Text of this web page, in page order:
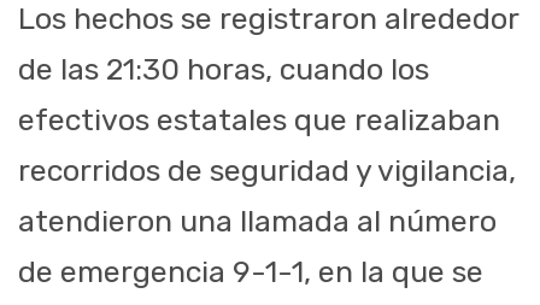
Los hechos se registraron alrededor
de las 21:30 horas, cuando los
efectivos estatales que realizaban
recorridos de seguridad y vigilancia,
atendieron una llamada al número
de emergencia 9-1-1, en la que se